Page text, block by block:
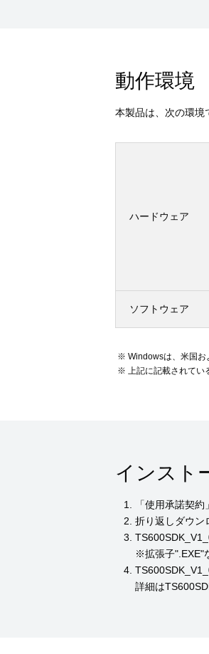
動作環境
本製品は、次の環境
ハードウェア
ソフトウェア
Windowsは、米国お
上記に記載されてい
インスト
「使用承諾契
折り返しダウン
※拡張子".EXE"
詳細は